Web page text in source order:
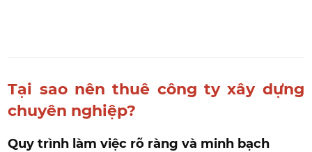
Tại sao nên thuê công ty xây dựng
chuyên nghiệp?
Quy trình làm việc rõ ràng và minh bạch